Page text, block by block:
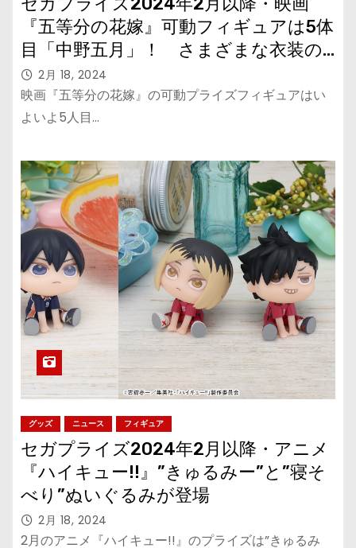
『五等分の花嫁』可動フィギュアは5体
目「中野五月」！ さまざまな衣装の
フィギュアは再登場！
2月 18, 2024
映画『五等分の花嫁』の可動プライズフィギュアはい
よいよ5人目…
グッズ ニュース フィギュア
セガプライズ2024年2月以降・アニメ
『ハイキュー!!』”きゅるみー”と”寝そ
べり”ぬいぐるみが登場
2月 18, 2024
2月のアニメ『ハイキュー!!』のプライズは”きゅるみ